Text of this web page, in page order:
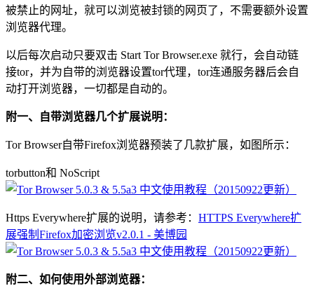
被禁止的网址，就可以浏览被封锁的网页了，不需要额外设置
浏览器代理。
以后每次启动只要双击 Start Tor Browser.exe 就行，会自动链
接tor，并为自带的浏览器设置tor代理，tor连通服务器后会自
动打开浏览器，一切都是自动的。
附一、自带浏览器几个扩展说明：
Tor Browser自带Firefox浏览器预装了几款扩展，如图所示：
torbutton和 NoScript
Https Everywhere扩展的说明，请参考： HTTPS Everywhere扩
展强制Firefox加密浏览v2.0.1 - 美博园
附二、如何使用外部浏览器：